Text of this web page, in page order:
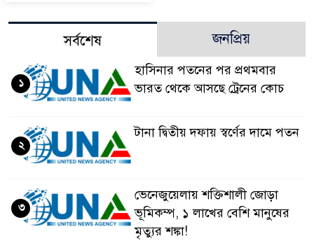
সর্বশেষ জনপ্রিয়
হাসিনার পতনের পর প্রথমবার
ভারত থেকে আসছে ট্রেনের কোচ
১
টানা দ্বিতীয় দফায় স্বর্ণের দামে পতন
২
ভেনেজুয়েলায় শক্তিশালী জোড়া
ভূমিকম্প, ১ লাখের বেশি মানুষের
মৃত্যুর শঙ্কা!
৩